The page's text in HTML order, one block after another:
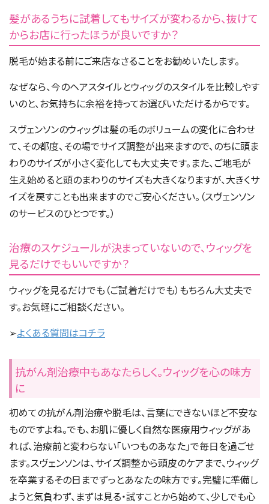
髪があるうちに試着してもサイズが変わるから、抜けて
からお店に行ったほうが良いですか？
脱毛が始まる前にご来店なさることをお勧めいたします。
なぜなら、今のヘアスタイルとウィッグのスタイルを比較しやす
いのと、お気持ちに余裕を持ってお選びいただけるからです。
スヴェンソンのウィッグは髪の毛のボリュームの変化に合わせ
て、その都度、その場でサイズ調整が出来ますので、のちに頭ま
わりのサイズが小さく変化しても大丈夫です。また、ご地毛が
生え始めると頭のまわりのサイズも大きくなりますが、大きくサ
イズを戻すことも出来ますのでご安心ください。（スヴェンソン
のサービスのひとつです。）
治療のスケジュールが決まっていないので、ウィッグを
見るだけでもいいですか？
ウィッグを見るだけでも（ご試着だけでも）もちろん大丈夫で
す。お気軽にご相談ください。
➢よくある質問はコチラ
抗がん剤治療中もあなたらしく。ウィッグを心の味方
に
初めての抗がん剤治療や脱毛は、言葉にできないほど不安な
ものですよね。でも、お肌に優しく自然な医療用ウィッグがあ
れば、治療前と変わらない「いつものあなた」で毎日を過ごせ
ます。スヴェンソンは、サイズ調整から頭皮のケアまで、ウィッグ
を卒業するその日までずっとあなたの味方です。完璧に準備し
ようと気負わず、まずは見る・試すことから始めて、少しでも心